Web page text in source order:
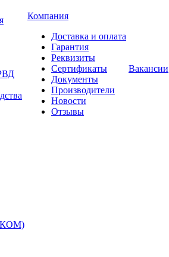
(КОМ)
Компания
Доставка и оплата
Гарантия
Реквизиты
Сертификаты
Документы
Производители
Новости
Отзывы
Вакансии